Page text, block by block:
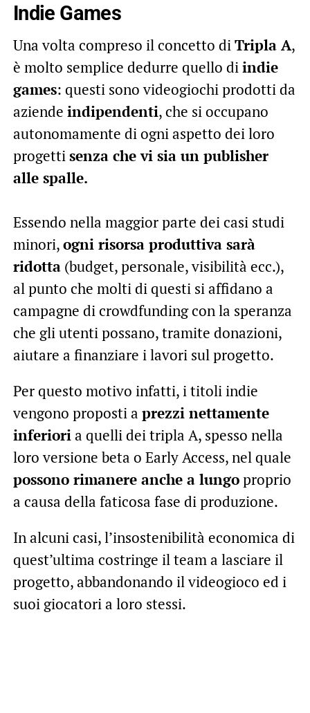
Indie Games
Una volta compreso il concetto diTripla A,
è molto semplice dedurre quello diindie
games: questi sono videogiochi prodotti da
aziende indipendenti, che si occupano
autonomamente di ogni aspetto dei loro
progettisenza che vi sia un publisher
alle spalle.
Essendo nella maggior parte dei casi studi
minori,ogni risorsa produttiva sarà
ridotta(budget, personale, visibilità ecc.),
al punto che molti di questi si affidano a
campagne di crowdfunding con la speranza
che gli utenti possano, tramite donazioni,
aiutare a finanziare i lavori sul progetto.
Per questo motivo infatti, i titoli indie
vengono proposti a prezzi nettamente
inferioria quelli dei tripla A, spesso nella
loro versione beta o Early Access, nel quale
possono rimanere anche a lungoproprio
a causa della faticosa fase di produzione.
In alcuni casi, l’insostenibilità economica di
quest’ultima costringe il team a lasciare il
progetto, abbandonando il videogioco ed i
suoi giocatori a loro stessi.